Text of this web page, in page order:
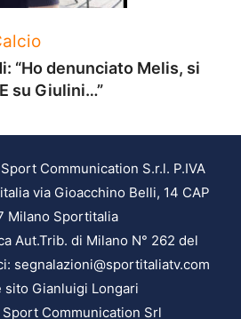
“Ho denunciato Melis, si
su Giulini…”
Communication S.r.l. P.IVA
via Gioacchino Belli, 14 CAP
Milano Sportitalia
Aut.Trib. di Milano N° 262 del
segnalazioni@sportitaliatv.com
sito Gianluigi Longari
Sport Communication Srl